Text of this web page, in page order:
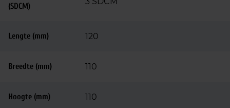
(SDCM)
Lengte (mm) 120
Breedte (mm) 110
Hoogte (mm) 110